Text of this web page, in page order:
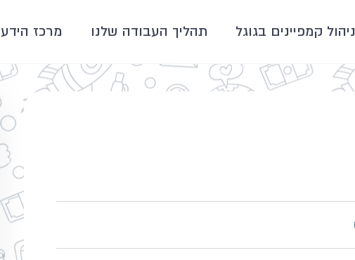
ניהול קמפיינים בגוגל תהליך העבודה שלנו מרכז הידע